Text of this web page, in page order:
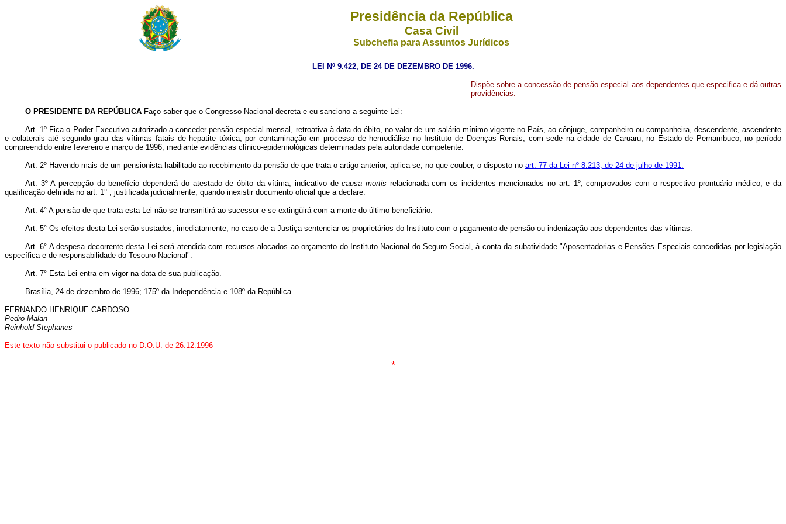
Presidência da República
Casa Civil
Subchefia para Assuntos Jurídicos
LEI Nº 9.422, DE 24 DE DEZEMBRO DE 1996.
Dispõe sobre a concessão de pensão especial aos dependentes que especifica e dá outras
providências.
O PRESIDENTE DA REPÚBLICA Faço saber que o Congresso Nacional decreta e eu sanciono a seguinte Lei:
Art. 1º Fica o Poder Executivo autorizado a conceder pensão especial mensal, retroativa à data do óbito, no valor de um salário mínimo vigente no País, ao cônjuge, companheiro ou companheira, descendente, ascendente
e colaterais até segundo grau das vítimas fatais de hepatite tóxica, por contaminação em processo de hemodiálise no Instituto de Doenças Renais, com sede na cidade de Caruaru, no Estado de Pernambuco, no período
compreendido entre fevereiro e março de 1996, mediante evidências clínico-epidemiológicas determinadas pela autoridade competente.
Art. 2º Havendo mais de um pensionista habilitado ao recebimento da pensão de que trata o artigo anterior, aplica-se, no que couber, o disposto no art. 77 da Lei nº 8.213, de 24 de julho de 1991.
Art. 3º A percepção do benefício dependerá do atestado de óbito da vítima, indicativo decausa mortis relacionada com os incidentes mencionados no art. 1º, comprovados com o respectivo prontuário médico, e da
qualificação definida no art. 1° , justificada judicialmente, quando inexistir documento oficial que a declare.
Art. 4° A pensão de que trata esta Lei não se transmitirá ao sucessor e se extingüirá com a morte do último beneficiário.
Art. 5° Os efeitos desta Lei serão sustados, imediatamente, no caso de a Justiça sentenciar os proprietários do Instituto com o pagamento de pensão ou indenização aos dependentes das vítimas.
Art. 6° A despesa decorrente desta Lei será atendida com recursos alocados ao orçamento do Instituto Nacional do Seguro Social, à conta da subatividade "Aposentadorias e Pensões Especiais concedidas por legislação
específica e de responsabilidade do Tesouro Nacional".
Art. 7° Esta Lei entra em vigor na data de sua publicação.
Brasília, 24 de dezembro de 1996; 175º da Independência e 108º da República.
FERNANDO HENRIQUE CARDOSO
Pedro Malan
Reinhold Stephanes
Este texto não substitui o publicado no D.O.U. de 26.12.1996
*